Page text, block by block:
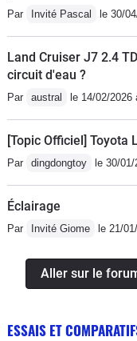
Par Invité Pascal le 30/
Land Cruiser J7 2.4
circuit d'eau ?
Par austral le 14/02/2026
[Topic Officiel] Toyota
Par dingdongtoy le 30/
Éclairage
Par Invité Giome le 21/
Aller sur le
ESSAIS ET